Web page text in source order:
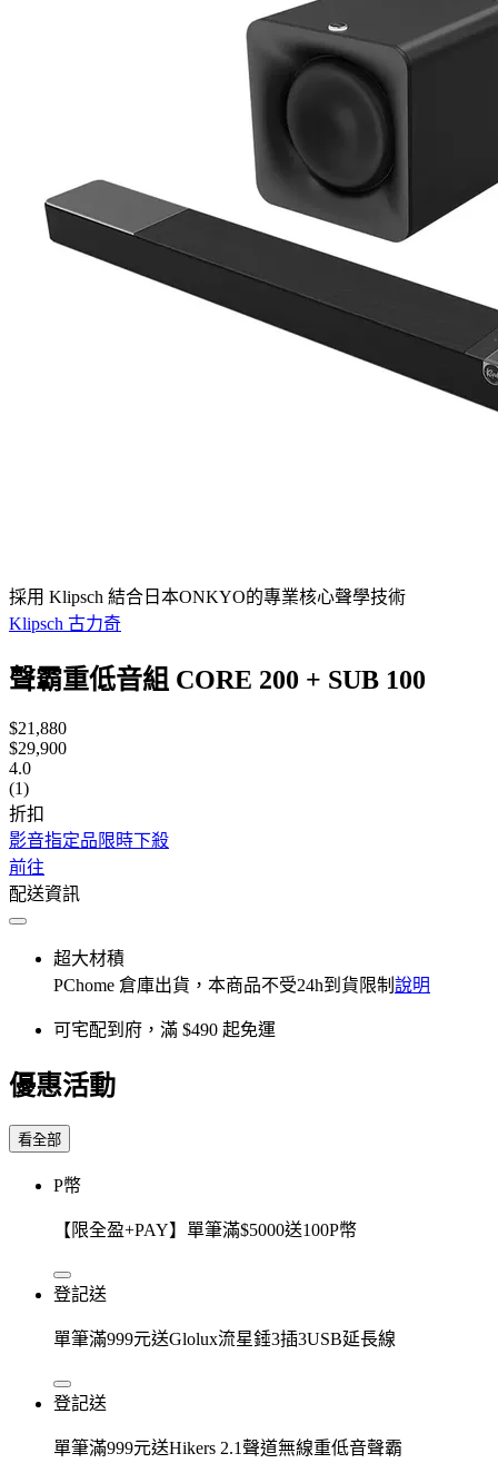
採用 Klipsch 結合日本ONKYO的專業核心聲學技術
Klipsch 古力奇
聲霸重低音組 CORE 200 + SUB 100
$21,880
$29,900
4.0
(1)
折扣
影音指定品限時下殺
前往
配送資訊
超大材積
PChome 倉庫出貨，本商品不受24h到貨限制 說明
可宅配到府，滿 $490 起免運
優惠活動
看全部
P幣
【限全盈+PAY】單筆滿$5000送100P幣
登記送
單筆滿999元送Glolux流星錘3插3USB延長線
登記送
單筆滿999元送Hikers 2.1聲道無線重低音聲霸